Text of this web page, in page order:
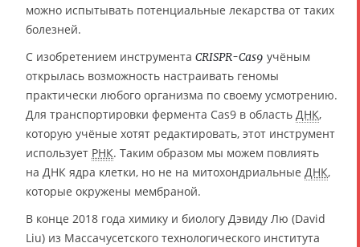
можно испытывать потенциальные лекарства от таких
болезней.
С изобретением инструмента CRISPR-Cas9 учёным
открылась возможность настраивать геномы
практически любого организма по своему усмотрению.
Для транспортировки фермента Cas9 в область ДНК,
которую учёные хотят редактировать, этот инструмент
использует РНК. Таким образом мы можем повлиять
на ДНК ядра клетки, но не на митохондриальные ДНК,
которые окружены мембраной.
В конце 2018 года химику и биологу Дэвиду Лю (David
Liu) из Массачусетского технологического института